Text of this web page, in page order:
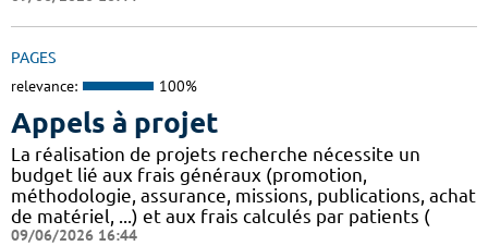
PAGES
relevance: 100%
Appels à projet
La réalisation de projets recherche nécessite un
budget lié aux frais généraux (promotion,
méthodologie, assurance, missions, publications, achat
de matériel, ...) et aux frais calculés par patients (
09/06/2026 16:44